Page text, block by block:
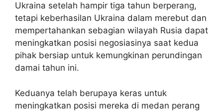
Ukraina setelah hampir tiga tahun berperang,
tetapi keberhasilan Ukraina dalam merebut dan
mempertahankan sebagian wilayah Rusia dapat
meningkatkan posisi negosiasinya saat kedua
pihak bersiap untuk kemungkinan perundingan
damai tahun ini.
Keduanya telah berupaya keras untuk
meningkatkan posisi mereka di medan perang